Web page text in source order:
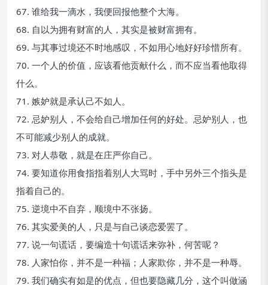
67. 谁给我一滴水，我便回报他整个大海。
68. 自以为拥有财富的人，其实是被财富拥有。
69. 与其事过境还不时地感叹，不如用心地好好珍惜所有。
70. 一个人的价值，应该看他贡献什么，而不应当看他取得
什么。
71. 嫉妒就是承认己不如人。
72. 忌妒别人，不会给自己增加任何的好处。忌妒别人，也
不可能减少别人的成就。
73. 对人恭敬，就是在庄严你自己。
74. 要知道你用食指指着别人大骂时，手中另外三个指头是
指着自己的。
75. 逆境中不自弃，顺境中不张扬。
76. 其实爱美的人，只是与自己谈恋爱罢了。
77. 说一句谎话，要编造十句谎话来弥补，何苦呢？
78. 人家怕你，并不是一种福；人家欺你，并不是一种辱。
79. 我们确实有如是的优点，但也要隐藏几分，这个叫做涵